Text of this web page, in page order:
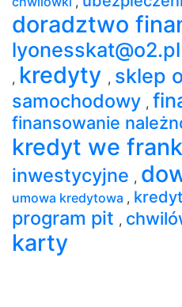
doradztwo
lyonesskat@o2.pl
, kredyty , sklep
samochodowy ,
finansowanie
kredyt we
inwestycyjne ,
umowa kredytowa ,
program pit ,
karty